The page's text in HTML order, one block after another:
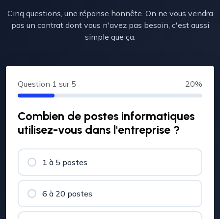
Cinq questions, une réponse honnête. On ne vous vendra
pas un contrat dont vous n'avez pas besoin, c'est aussi
simple que ça.
Question 1 sur 5 20%
Combien de postes informatiques
utilisez-vous dans l'entreprise ?
1 à 5 postes
6 à 20 postes